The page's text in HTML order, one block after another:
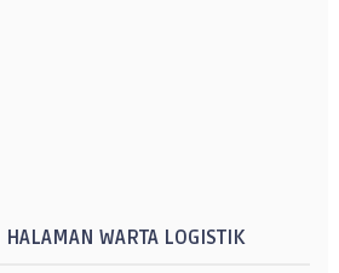
HALAMAN WARTA LOGISTIK